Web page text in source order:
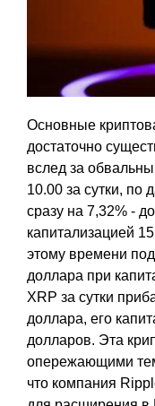
Основные
достаточно
вслед за
10.00 за сутки, по
сразу на 7,32% -
капитализацией
этому времени
доллара при
XRP за сутки
доллара, его
долларов. Эта
опережающими
что компания